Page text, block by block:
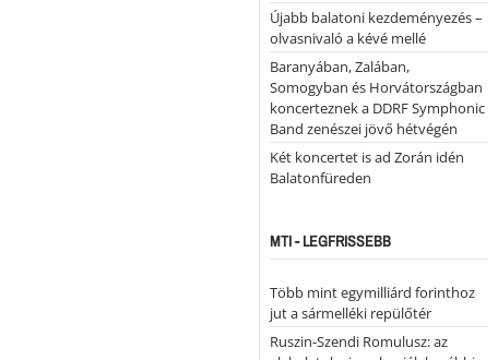
Újabb balatoni kezdeményezés –
olvasnivaló a kévé mellé
Baranyában, Zalában,
Somogyban és Horvátországban
koncerteznek a DDRF Symphonic
Band zenészei jövő hétvégén
Két koncertet is ad Zorán idén
Balatonfüreden
MTI - LEGFRISSEBB
Több mint egymilliárd forinthoz
jut a sármelléki repülőtér
Ruszin-Szendi Romulusz: az